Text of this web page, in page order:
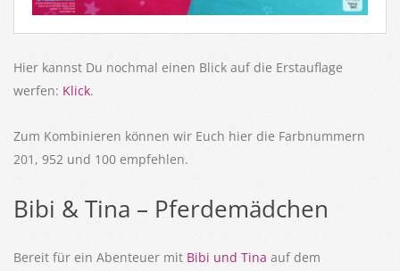
Hier kannst Du nochmal einen Blick auf die Erstauflage
werfen: Klick.
Zum Kombinieren können wir Euch hier die Farbnummern
201, 952 und 100 empfehlen.
Bibi & Tina – Pferdemädchen
Bereit für ein Abenteuer mit Bibi und Tina auf dem